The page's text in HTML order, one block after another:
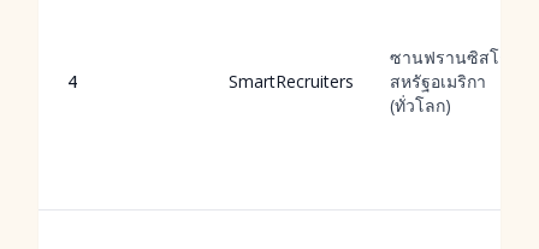
4 SmartRecruiters
ซานฟรานซิสโก,
สหรัฐอเมริกา
(ทั่วโลก)